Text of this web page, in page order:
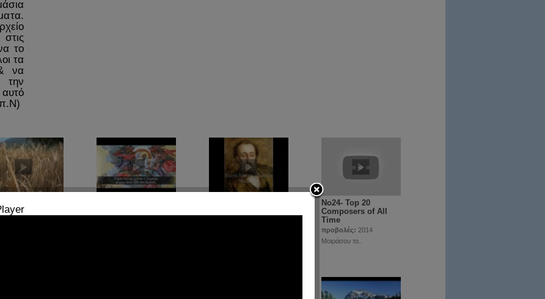
το
τα
να
π.Ν)
Νο24- Top 20
Composers of All
Time
προβολές: 2014
Μοιράσου το..